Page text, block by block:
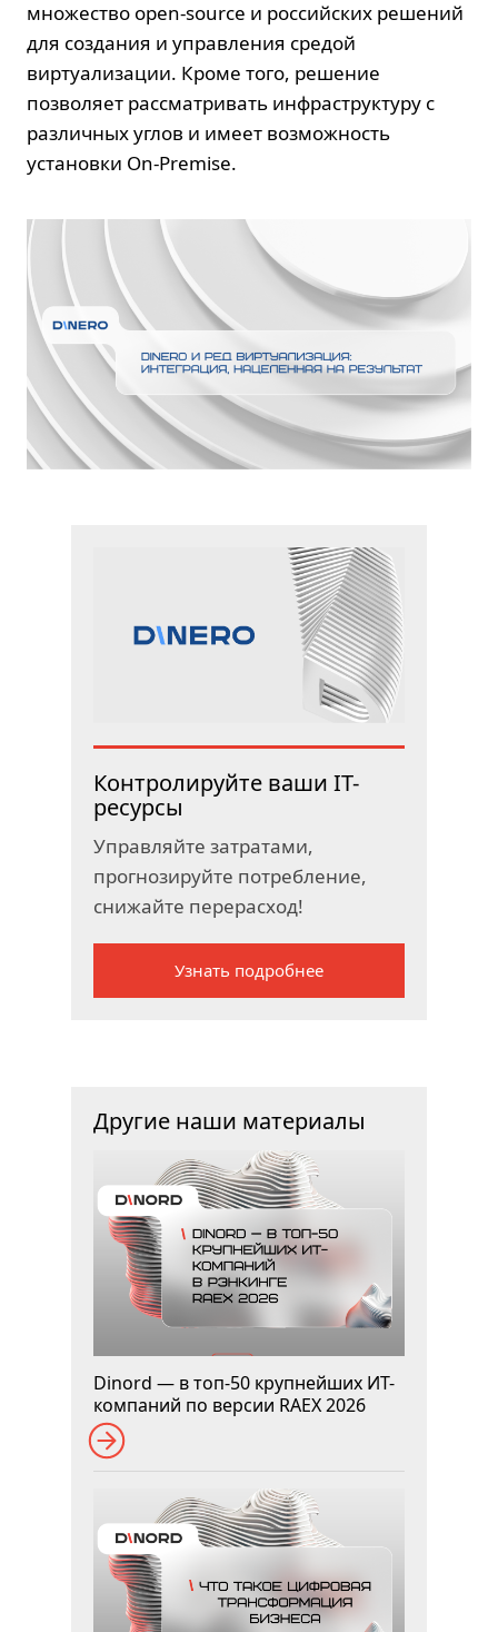
Другие наши материалы
Dinord — в топ-50 крупнейших ИТ-
компаний по версии RAEX 2026
множество open-source и российских решений
для создания и управления средой
виртуализации. Кроме того, решение
позволяет рассматривать инфраструктуру с
различных углов и имеет возможность
установки On-Premise.
Контролируйте ваши IT-
ресурсы
Управляйте затратами,
прогнозируйте потребление,
снижайте перерасход!
Узнать подробнее